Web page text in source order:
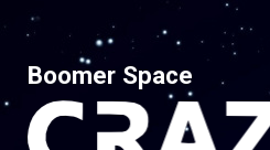
Boomer Space